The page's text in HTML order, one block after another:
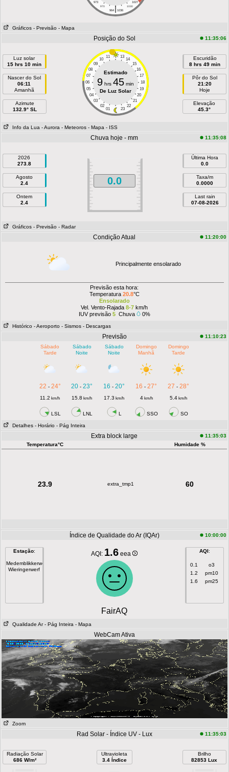
973
1027
970
1030
|
964 1036
Gráficos - Previsão - Mapa
Posição do Sol 11:35:06
Luz solar
15 hrs 10 min
Nascer do Sol
06:11
Amanhã
Azimute
132.9° SL
11 13
10
14
09
15
08
16
07
17
06
18
05
19
04
20
03
21
02
22
01 23
Estimado
9hrs 45min
De Luz Solar
Escuridão
8 hrs 49 min
Pôr do Sol
21:20
Hoje
Elevação
45.3°
Info da Lua - Aurora - Meteoros - Mapa - ISS
Chuva hoje - mm 11:35:08
2026
273.8
Agosto
2.4
Ontem
2.4
0.0
Última Hora
0.0
Taxa/m
0.0000
Last rain
07-08-2026
Gráficos - Previsão - Radar
Condição Atual 11:20:00
Principalmente ensolarado
Previsão esta hora:
Temperatura 20.8°C
Ensolarado
Vel. Vento-Rajada 8-7 km/h
IUV previsão 5Chuva 0%
Histórico - Aeroporto - Sismos - Descargas
Previsão
11:10:23
Sábado
Tarde
Sábado
Noite
Sábado
Noite
Domingo
Manhã
Domingo
Tarde
22 - 24° 20 -23° 16 -20° 16 -27° 27 -28°
11.2 km/h 15.8 km/h 17.3 km/h 4km/h 5.4 km/h
LSL LNL L SSO SO
Detalhes - Horário - Pág Inteira
Extra block large
11:35:03
Temperatura°C
Humidade %
23.9 extra_tmp1 60
Índice de Qualidade do Ar (IQAr) 10:00:00
Estação:
Medemblikkerweg
Wieringerwerf
AQI: 1.6 eea AQI:
0.1
o3
1.2
pm10
1.6
pm25
FairAQ
Qualidade Ar - Pág Inteira - Mapa
WebCam Ativa
Zoom
Rad Solar - Índice UV - Lux 11:35:03
Radiação Solar
686 W/m²
Ultravioleta
3.4 Índice
Brilho
82853 Lux